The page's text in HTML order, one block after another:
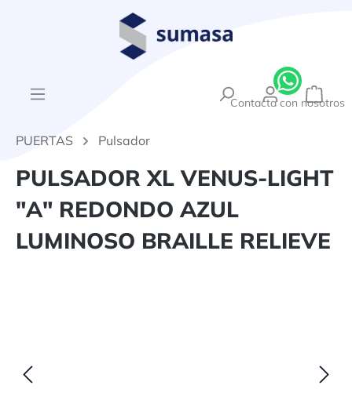
PUERTAS Pulsador
PULSADOR XL VENUS-LIGHT
"A" REDONDO AZUL
LUMINOSO BRAILLE RELIEVE
Contacta con nosotros